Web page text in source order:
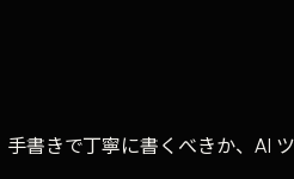
書きで丁寧に書くべきか、AI